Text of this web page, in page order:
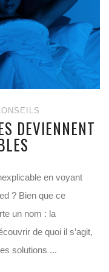
DEVIENNENT
en voyant
? Bien que ce
un nom : la
de quoi il s’agit,
solutions ...